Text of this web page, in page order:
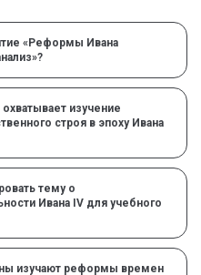
«Реформы Ивана
изучение
строя в эпоху Ивана
тему о
Ивана IV для учебного
изучают реформы времен